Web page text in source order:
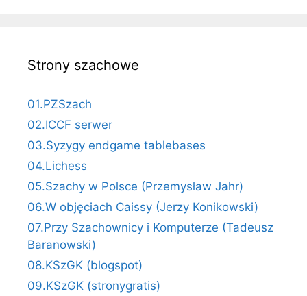
Strony szachowe
01.PZSzach
02.ICCF serwer
03.Syzygy endgame tablebases
04.Lichess
05.Szachy w Polsce (Przemysław Jahr)
06.W objęciach Caissy (Jerzy Konikowski)
07.Przy Szachownicy i Komputerze (Tadeusz
Baranowski)
08.KSzGK (blogspot)
09.KSzGK (stronygratis)